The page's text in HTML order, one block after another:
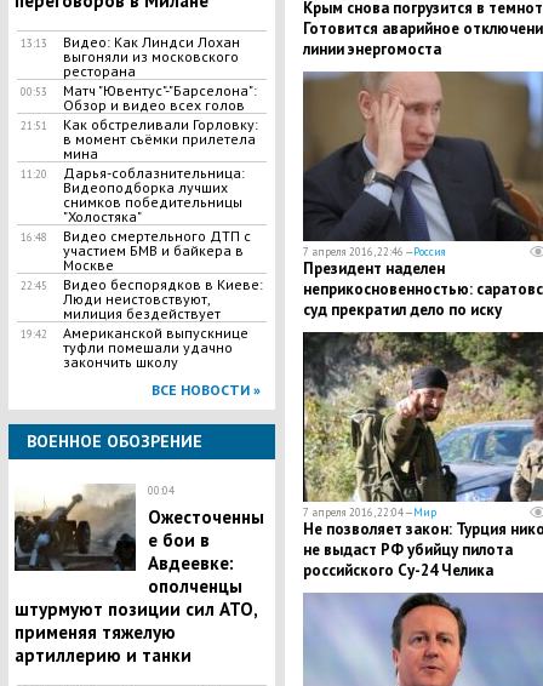
13:13
Видео: Как Линдси Лохан
выгоняли из московского
ресторана
00:53
Матч "Ювентус"-"Барселона":
Обзор и видео всех голов
21:51
Как обстреливали Горловку:
в момент съёмки прилетела
мина
11:20
Дарья-соблазнительница:
Видеоподборка лучших
снимков победительницы
"Холостяка"
16:48
Видео смертельного ДТП с
участием БМВ и байкера в
Москве
22:45
Видео беспорядков в Киеве:
Люди неистовствуют,
милиция бездействует
19:42
Американской выпускнице
туфли помешали удачно
закончить школу
ВСЕ НОВОСТИ »
ВОЕННОЕ ОБОЗРЕНИЕ
00:04
Ожесточенны
е бои в
Авдеевке:
ополченцы
штурмуют позиции сил АТО,
применяя тяжелую
артиллерию и танки
Крым снова погрузится в
Готовится аварийное
линии энергомоста
7 апреля 2016, 22:46 —Россия
Президент наделен
неприкосновенностью:
суд прекратил дело по иску
Суворова против Путина
7 апреля 2016, 22:04 —Мир
Не позволяет закон: Турция
не выдаст РФ убийцу пилота
российского Су-24 Челика